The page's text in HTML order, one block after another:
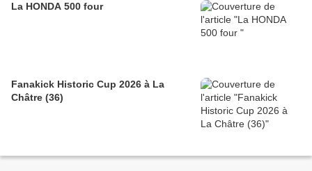
La HONDA 500 four
Fanakick Historic Cup 2026 à La
Châtre (36)